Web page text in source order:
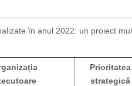
în anul 2022: un proiect
Prioritatea
strategică